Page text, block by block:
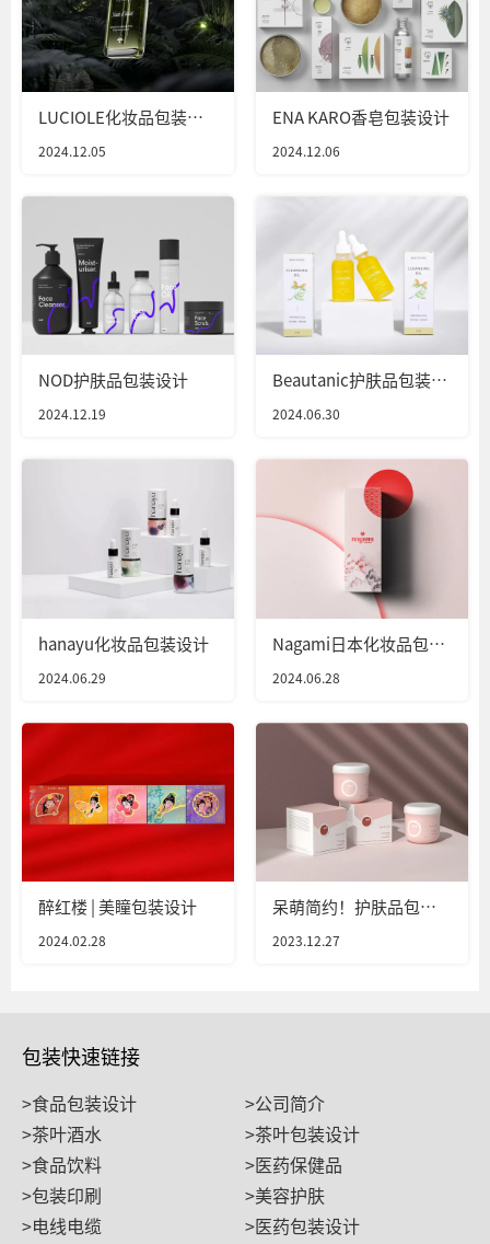
LUCIOLE化妆品包装设
2024.12.05
ENA KARO香皂包装设计
2024.12.06
NOD护肤品包装设计
2024.12.19
Beautanic护肤品包装设
2024.06.30
hanayu化妆品包装设计
2024.06.29
Nagami日本化妆品包装
2024.06.28
醉红楼 | 美瞳包装设计
2024.02.28
呆萌简约！护肤品包装
2023.12.27
包装快速链接
>食品包装设计
>公司简介
>茶叶酒水
>茶叶包装设计
>食品饮料
>医药保健品
>包装印刷
>美容护肤
>电线电缆
>医药包装设计